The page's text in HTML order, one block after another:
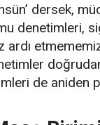
dersek,
denetimleri,
ardı
de aniden